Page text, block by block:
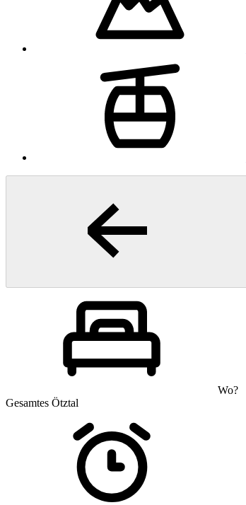
Wo?
Gesamtes Ötztal